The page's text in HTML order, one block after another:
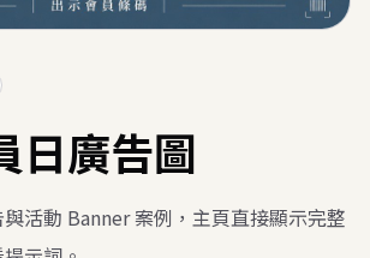
日廣告圖
活動 Banner 案例，主頁直接顯示完整